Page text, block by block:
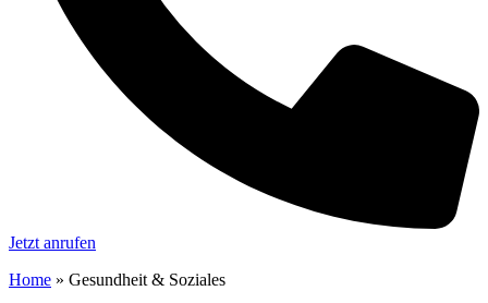
Jetzt anrufen
Home » Gesundheit & Soziales